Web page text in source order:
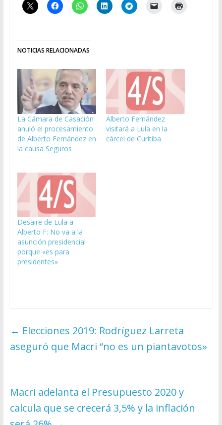
NOTICIAS RELACIONADAS
La Cámara de Casación
anuló el procesamiento
de Alberto Fernández en
la causa Seguros
Alberto Fernández
visitará a Lula en la
cárcel de Curitiba
Desaire de Lula a
Alberto F: No va a la
asunción presidencial
porque «es para
presidentes»
← Elecciones 2019: Rodríguez Larreta
aseguró que Macri “no es un piantavotos»
Macri adelanta el Presupuesto 2020 y
calcula que se crecerá 3,5% y la inflación